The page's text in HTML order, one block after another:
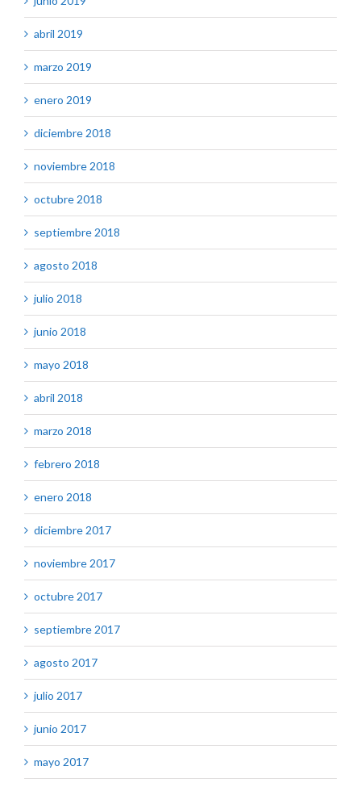
abril 2019
marzo 2019
enero 2019
diciembre 2018
noviembre 2018
octubre 2018
septiembre 2018
agosto 2018
julio 2018
junio 2018
mayo 2018
abril 2018
marzo 2018
febrero 2018
enero 2018
diciembre 2017
noviembre 2017
octubre 2017
septiembre 2017
agosto 2017
julio 2017
junio 2017
mayo 2017